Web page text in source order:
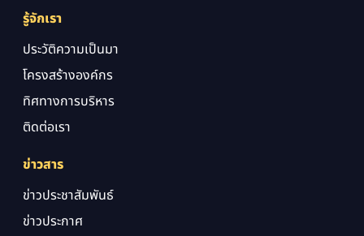
รู้จักเรา
ประวัติความเป็นมา
โครงสร้างองค์กร
ทิศทางการบริหาร
ติดต่อเรา
ข่าวสาร
ข่าวประชาสัมพันธ์
ข่าวประกาศ